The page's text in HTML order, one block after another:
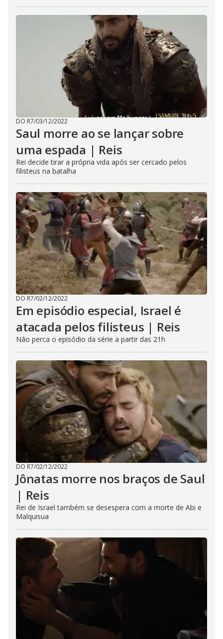
DO R7/03/12/2022
Saul morre ao se lançar sobre
uma espada | Reis
Rei decide tirar a própria vida após ser cercado pelos
filisteus na batalha
DO R7/02/12/2022
Em episódio especial, Israel é
atacada pelos filisteus | Reis
Não perca o episódio da série a partir das 21h
DO R7/02/12/2022
Jônatas morre nos braços de Saul
| Reis
Rei de Israel também se desespera com a morte de Abi e
Malquisua